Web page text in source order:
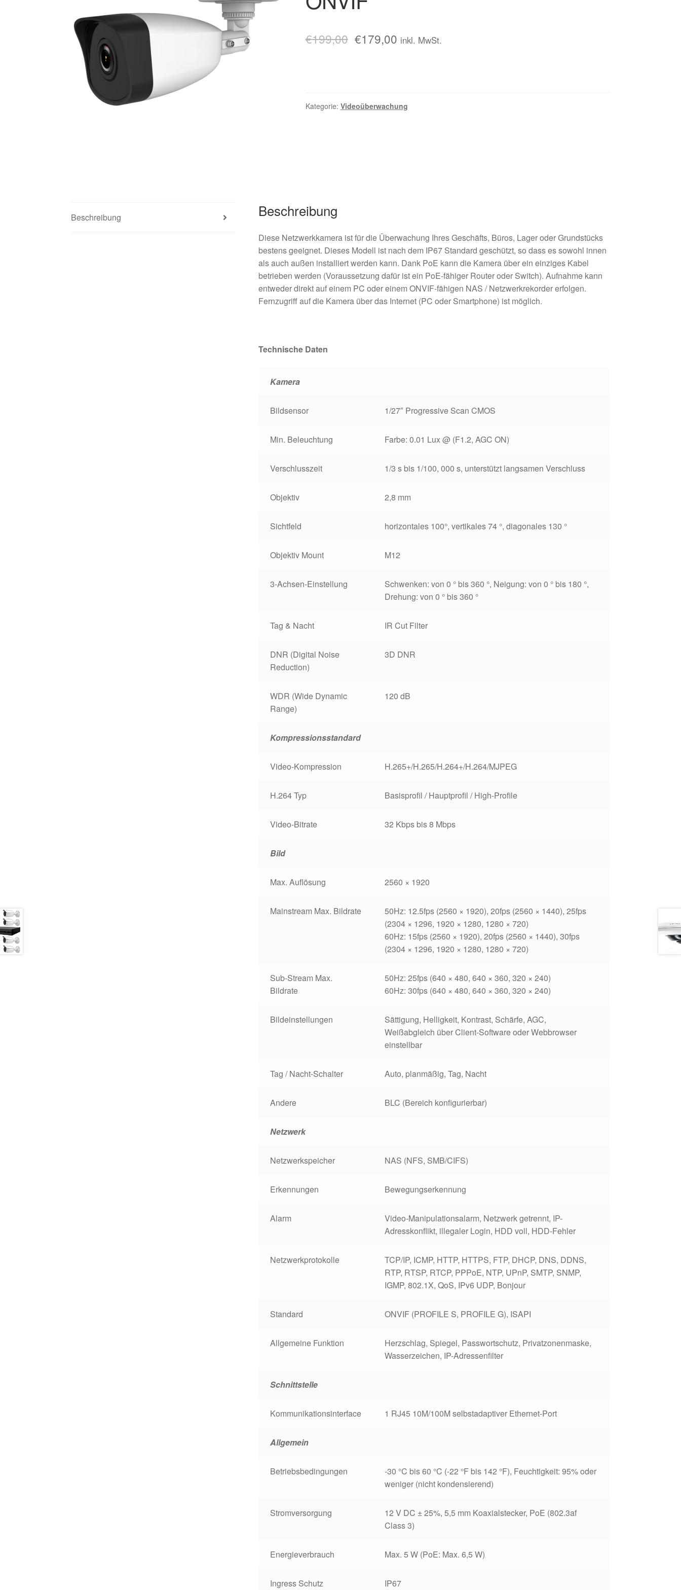
€199,00 €179,00 inkl. MwSt.
Kategorie: Videoüberwachung
Beschreibung Beschreibung
Diese Netzwerkkamera ist für die Überwachung Ihres Geschäfts, Büros, Lager oder Grundstücks
bestens geeignet. Dieses Modell ist nach dem IP67 Standard geschützt, so dass es sowohl innen
als auch außen installiert werden kann. Dank PoE kann die Kamera über ein einziges Kabel
betrieben werden (Voraussetzung dafür ist ein PoE-fähiger Router oder Switch). Aufnahme kann
entweder direkt auf einem PC oder einem ONVIF-fähigen NAS / Netzwerkrekorder erfolgen.
Fernzugriff auf die Kamera über das Internet (PC oder Smartphone) ist möglich.
Technische Daten
Kamera
Bildsensor 1/27″ Progressive Scan CMOS
Min. Beleuchtung Farbe: 0.01 Lux @ (F1.2, AGC ON)
Verschlusszeit 1/3 s bis 1/100, 000 s, unterstützt langsamen Verschluss
Objektiv 2,8 mm
Sichtfeld horizontales 100°, vertikales 74 °, diagonales 130 °
Objektiv Mount M12
3-Achsen-Einstellung Schwenken: von 0 ° bis 360 °, Neigung: von 0 ° bis 180 °,
Drehung: von 0 ° bis 360 °
Tag & Nacht IR Cut Filter
DNR (Digital Noise
Reduction)
3D DNR
WDR (Wide Dynamic
Range)
120 dB
Kompressionsstandard
Video-Kompression H.265+/H.265/H.264+/H.264/MJPEG
H.264 Typ Basisprofil / Hauptprofil / High-Profile
Video-Bitrate 32 Kbps bis 8 Mbps
Bild
Max. Auflösung 2560 × 1920
Mainstream Max. Bildrate
50Hz: 12.5fps (2560 × 1920), 20fps (2560 × 1440), 25fps
(2304 × 1296, 1920 × 1280, 1280 × 720)
60Hz: 15fps (2560 × 1920), 20fps (2560 × 1440), 30fps
(2304 × 1296, 1920 × 1280, 1280 × 720)
Sub-Stream Max.
Bildrate
50Hz: 25fps (640 × 480, 640 × 360, 320 × 240)
60Hz: 30fps (640 × 480, 640 × 360, 320 × 240)
Bildeinstellungen
Sättigung, Helligkeit, Kontrast, Schärfe, AGC,
Weißabgleich über Client-Software oder Webbrowser
einstellbar
Tag / Nacht-Schalter Auto, planmäßig, Tag, Nacht
Andere BLC (Bereich konfigurierbar)
Netzwerk
Netzwerkspeicher NAS (NFS, SMB/CIFS)
Erkennungen Bewegungserkennung
Alarm
Video-Manipulationsalarm, Netzwerk getrennt, IP-
Adresskonflikt, illegaler Login, HDD voll, HDD-Fehler
Netzwerkprotokolle
TCP/IP, ICMP, HTTP, HTTPS, FTP, DHCP, DNS, DDNS,
RTP, RTSP, RTCP, PPPoE, NTP, UPnP, SMTP, SNMP,
IGMP, 802.1X, QoS, IPv6 UDP, Bonjour
Standard ONVIF (PROFILE S, PROFILE G), ISAPI
Allgemeine Funktion Herzschlag, Spiegel, Passwortschutz, Privatzonenmaske,
Wasserzeichen, IP-Adressenfilter
Schnittstelle
Kommunikationsinterface 1 RJ45 10M/100M selbstadaptiver Ethernet-Port
Allgemein
Betriebsbedingungen
-30 °C bis 60 °C (-22 °F bis 142 °F), Feuchtigkeit: 95% oder
weniger (nicht kondensierend)
Stromversorgung 12 V DC ± 25%, 5,5 mm Koaxialstecker, PoE (802.3af
Class 3)
Energieverbrauch Max. 5 W (PoE: Max. 6,5 W)
Ingress Schutz IP67